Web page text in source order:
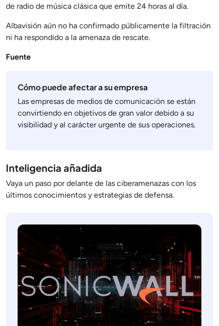
de radio de música clásica que emite 24 horas al día.
Albavisión aún no ha confirmado públicamente la filtración
ni ha respondido a la amenaza de rescate.
Fuente
Cómo puede afectar a su empresa
Las empresas de medios de comunicación se están
convirtiendo en objetivos de gran valor debido a su
visibilidad y al carácter urgente de sus operaciones.
Inteligencia añadida
Vaya un paso por delante de las ciberamenazas con los
últimos conocimientos y estrategias de defensa.